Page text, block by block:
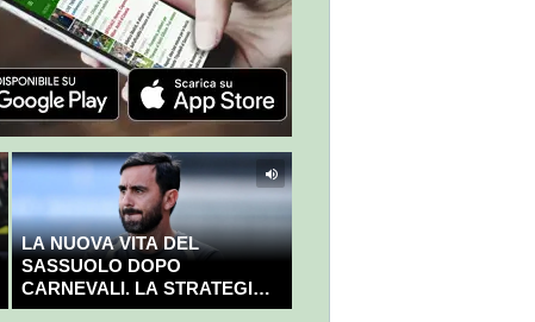
LA NUOVA VITA DEL
SASSUOLO DOPO
CARNEVALI. LA STRATEGIA È
GIÀ CHIARA E DECISA